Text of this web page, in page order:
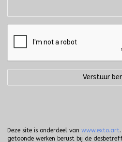
Deze site is onderdeel van www.exto.art
getoonde werken berust bij de